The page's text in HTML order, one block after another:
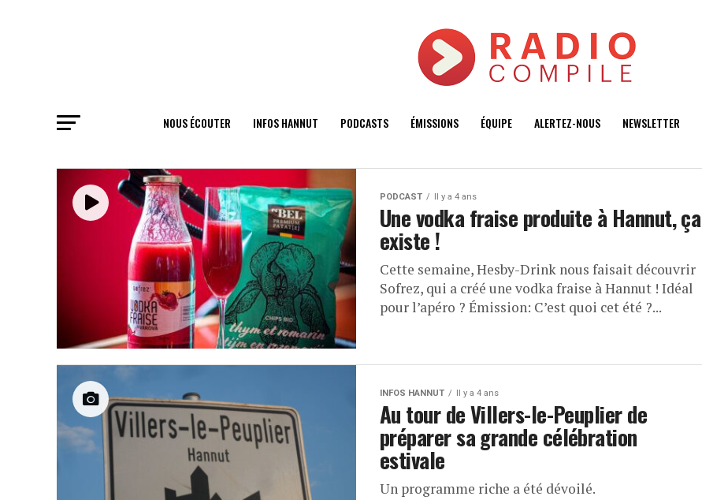
NOUS ÉCOUTER INFOS HANNUT PODCASTS ÉMISSIONS ÉQUIPE ALERTEZ-NOUS NEWSLETTER
PODCAST Il y a 4 ans
Une vodka fraise produite à Hannut, ça
existe !
Cette semaine, Hesby-Drink nous faisait découvrir
Sofrez, qui a créé une vodka fraise à Hannut ! Idéal
pour l’apéro ? Émission: C’est quoi cet été ?...
INFOS HANNUT Il y a 4 ans
Au tour de Villers-le-Peuplier de
préparer sa grande célébration
estivale
Un programme riche a été dévoilé.